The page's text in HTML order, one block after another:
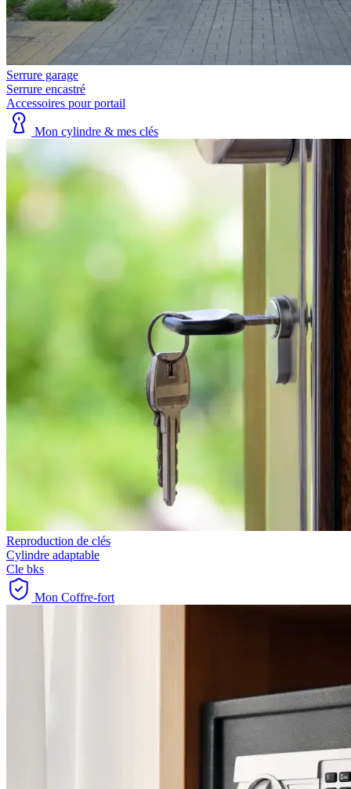
Serrure garage
Serrure encastré
Accessoires pour portail
Mon cylindre & mes clés
Reproduction de clés
Cylindre adaptable
Cle bks
Mon Coffre-fort